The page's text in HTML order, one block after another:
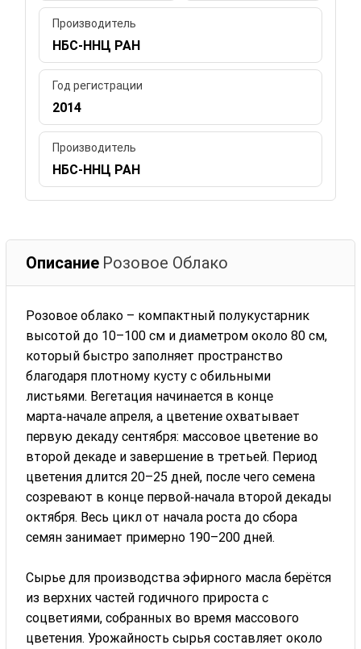
Производитель
НБС-ННЦ РАН
Год регистрации
2014
Производитель
НБС-ННЦ РАН
Описание Розовое Облако
Розовое облако – компактный полукустарник
высотой до 10–100 см и диаметром около 80 см,
который быстро заполняет пространство
благодаря плотному кусту с обильными
листьями. Вегетация начинается в конце
марта‑начале апреля, а цветение охватывает
первую декаду сентября: массовое цветение во
второй декаде и завершение в третьей. Период
цветения длится 20–25 дней, после чего семена
созревают в конце первой‑начала второй декады
октября. Весь цикл от начала роста до сбора
семян занимает примерно 190–200 дней.
Сырье для производства эфирного масла берётся
из верхних частей годичного прироста с
соцветиями, собранных во время массового
цветения. Урожайность сырья составляет около